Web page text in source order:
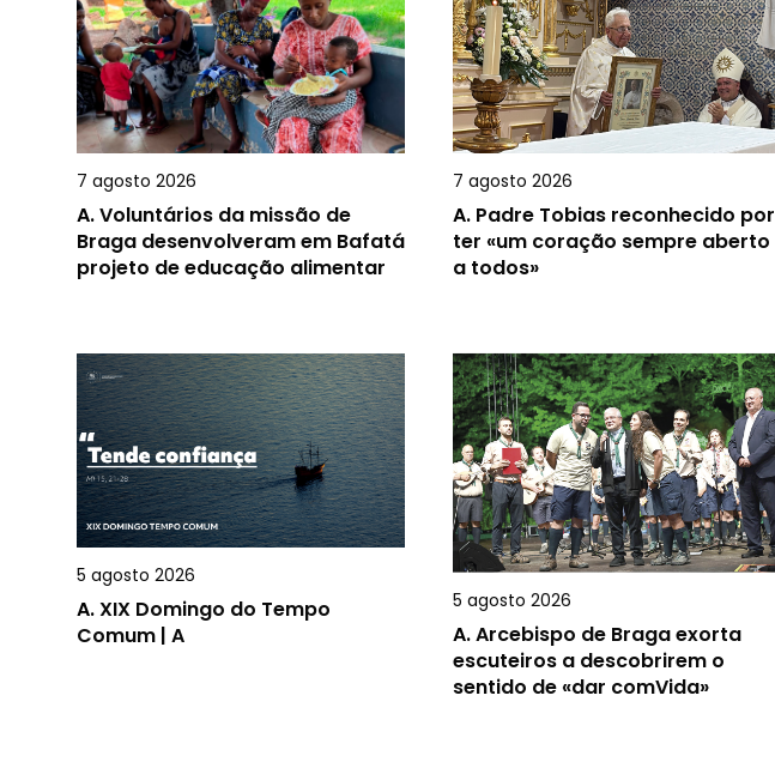
7 agosto 2026
A.Voluntários da missão de
Braga desenvolveram em Bafatá
projeto de educação alimentar
7 agosto 2026
A. Padre Tobias reconhecido por
ter «um coração sempre aberto
a todos»
5 agosto 2026
A.XIX Domingo do Tempo
Comum | A
5 agosto 2026
A.Arcebispo de Braga exorta
escuteiros a descobrirem o
sentido de «dar comVida»